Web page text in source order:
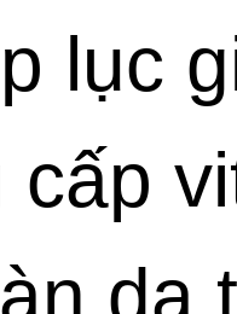
lục
cấp
da